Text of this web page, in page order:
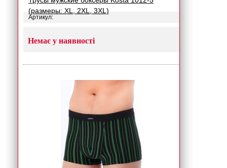
(размеры: XL, 2XL, 3XL)
Артикул:
Немає у наявності